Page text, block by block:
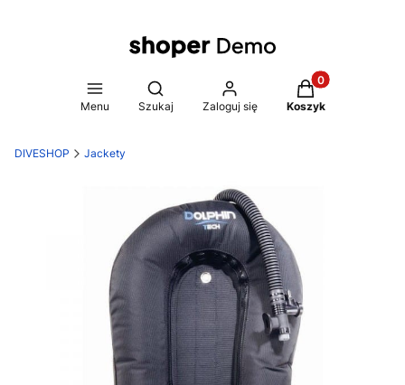
Menu
Otwórz wyszukiwarkę
Szukaj Zaloguj się
Produkty w
Koszyk
DIVESHOP Jackety